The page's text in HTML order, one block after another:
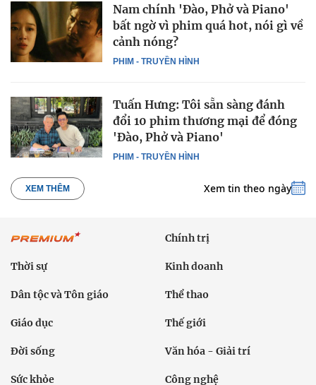
PHIM - TRUYỀN HÌNH
Nam chính 'Đào, Phở và Piano'
bất ngờ vì phim quá hot, nói gì về
cảnh nóng?
PHIM - TRUYỀN HÌNH
Tuấn Hưng: Tôi sẵn sàng đánh
đổi 10 phim thương mại để đóng
'Đào, Phở và Piano'
XEM THÊM Xem tin theo ngày
Chính trị
Thời sự Kinh doanh
Dân tộc và Tôn giáo Thể thao
Giáo dục Thế giới
Đời sống Văn hóa - Giải trí
Sức khỏe Công nghệ